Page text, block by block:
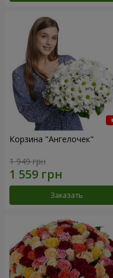
Корзина "Ангелочек"
1 949 грн
Заказать